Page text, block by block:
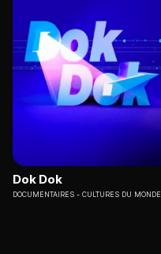
Dok Dok
DOCUMENTAIRES CULTURES DU MONDE